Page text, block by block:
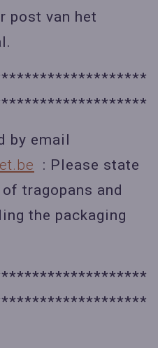
post van het
by email
: Please state
tragopans and
the packaging